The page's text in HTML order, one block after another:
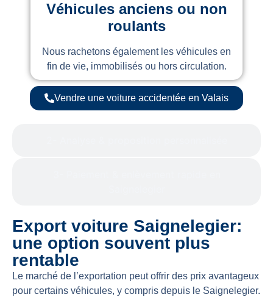
Véhicules anciens ou non
roulants
Nous rachetons également les véhicules en
fin de vie, immobilisés ou hors circulation.
Vendre une voiture accidentée en Valais
Export voiture Saignelegier:
une option souvent plus
rentable
Le marché de l’exportation peut offrir des prix avantageux
pour certains véhicules, y compris depuis le Saignelegier.